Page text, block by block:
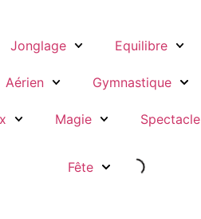
Jonglage Equilibre
Aérien Gymnastique
Magie Spectacle
Fête